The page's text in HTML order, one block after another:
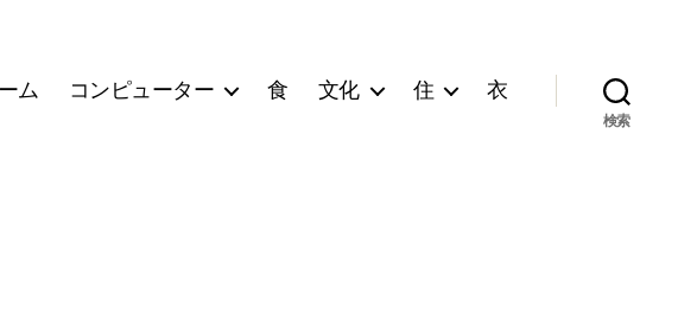
ム コンピューター 食 文化 住 衣
検索